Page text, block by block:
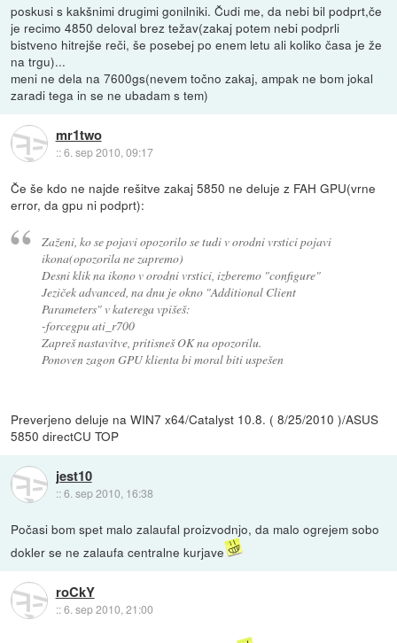
poskusi s kakšnimi drugimi gonilniki. Čudi me, da nebi bil podprt,če
je recimo 4850 deloval brez težav(zakaj potem nebi podprli
bistveno hitrejše reči, še posebej po enem letu ali koliko časa je že
na trgu)...
meni ne dela na 7600gs(nevem točno zakaj, ampak ne bom jokal
zaradi tega in se ne ubadam s tem)
mr1two
::6. sep 2010, 09:17
Če še kdo ne najde rešitve zakaj 5850 ne deluje z FAH GPU(vrne
error, da gpu ni podprt):
Zaženi, ko se pojavi opozorilo se tudi v orodni vrstici pojavi
ikona(opozorila ne zapremo)
Desni klik na ikono v orodni vrstici, izberemo "configure"
Jeziček advanced, na dnu je okno "Additional Client
Parameters" v katerega vpišeš:
-forcegpu ati_r700
Zapreš nastavitve, pritisneš OK na opozorilu.
Ponoven zagon GPU klienta bi moral biti uspešen
Preverjeno deluje na WIN7 x64/Catalyst 10.8. ( 8/25/2010 )/ASUS
5850 directCU TOP
jest10
::6. sep 2010, 16:38
Počasi bom spet malo zalaufal proizvodnjo, da malo ogrejem sobo
dokler se ne zalaufa centralne kurjave
roCkY
::6. sep 2010, 21:00